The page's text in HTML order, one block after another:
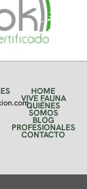
HOME
VIVE FAUNA
QUIÉNES
SOMOS
BLOG
PROFESIONALES
CONTACTO